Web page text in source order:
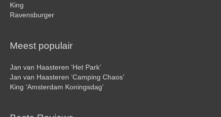
King
Ravensburger
Meest populair
Jan van Haasteren ‘Het Park’
Jan van Haasteren ‘Camping Chaos’
King ‘Amsterdam Koningsdag’